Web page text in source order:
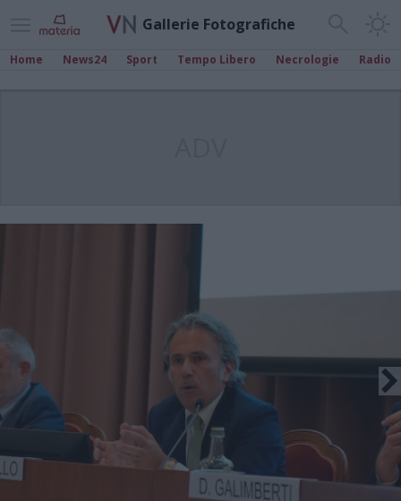
Gallerie Fotografiche
Home News24 Sport Tempo Libero Necrologie Radio